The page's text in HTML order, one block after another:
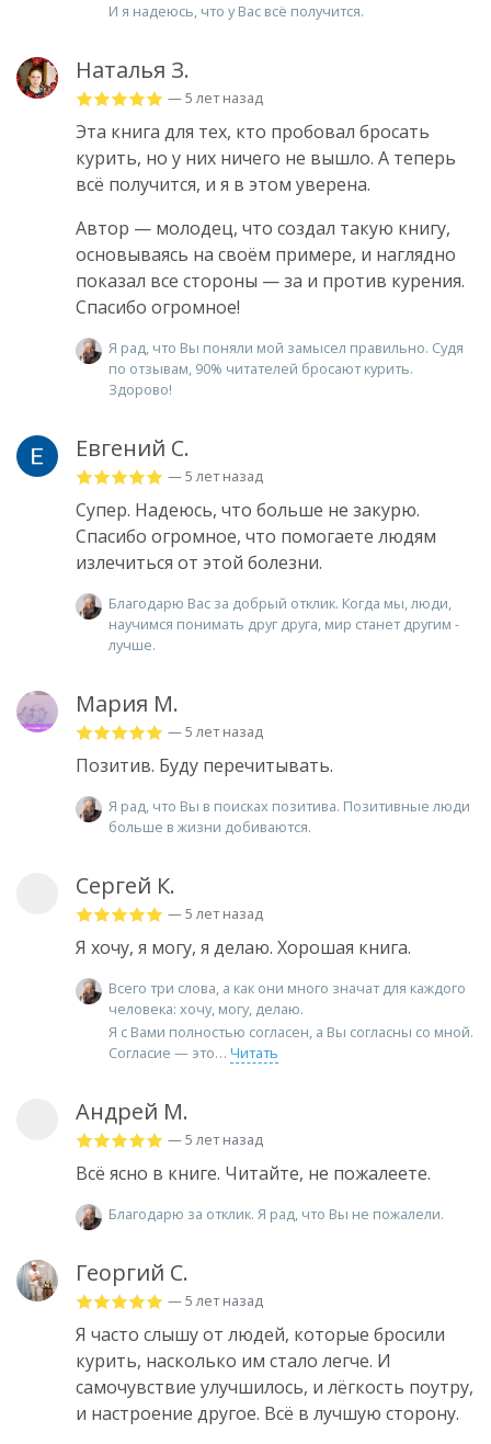
И я надеюсь, что у Вас всё получится.
Наталья З.
— 5 лет назад
Эта книга для тех, кто пробовал бросать
курить, но у них ничего не вышло. А теперь
всё получится, и я в этом уверена.
Автор — молодец, что создал такую книгу,
основываясь на своëм примере, и наглядно
показал все стороны — за и против курения.
Спасибо огромное!
Я рад, что Вы поняли мой замысел правильно. Судя
по отзывам, 90% читателей бросают курить.
Здорово!
Евгений С.
— 5 лет назад
Супер. Надеюсь, что больше не закурю.
Спасибо огромное, что помогаете людям
излечиться от этой болезни.
Благодарю Вас за добрый отклик. Когда мы, люди,
научимся понимать друг друга, мир станет другим -
лучше.
Мария М.
— 5 лет назад
Позитив. Буду перечитывать.
Я рад, что Вы в поисках позитива. Позитивные люди
больше в жизни добиваются.
Сергей К.
— 5 лет назад
Я хочу, я могу, я делаю. Хорошая книга.
Всего три слова, а как они много значат для каждого
человека: хочу, могу, делаю.
Я с Вами полностью согласен, а Вы согласны со мной.
Согласие — это
Читать
Андрей М.
— 5 лет назад
Всë ясно в книге. Читайте, не пожалеете.
Благодарю за отклик. Я рад, что Вы не пожалели.
Георгий С.
— 5 лет назад
Я часто слышу от людей, которые бросили
курить, насколько им стало легче. И
самочувствие улучшилось, и лёгкость поутру,
и настроение другое. Всё в лучшую сторону.